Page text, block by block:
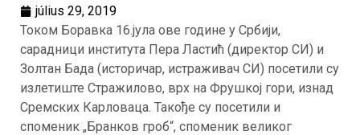
július 29, 2019
Током Боравка 16.јула ове године у Србији,
сарадници института Пера Ластић (директор СИ) и
Золтан Бада (историчар, истраживач СИ) посетили су
излетиште Стражилово, врх на Фрушкој гори, изнад
Сремских Карловаца. Такође су посетили и
споменик „Бранков гроб“, споменик великог